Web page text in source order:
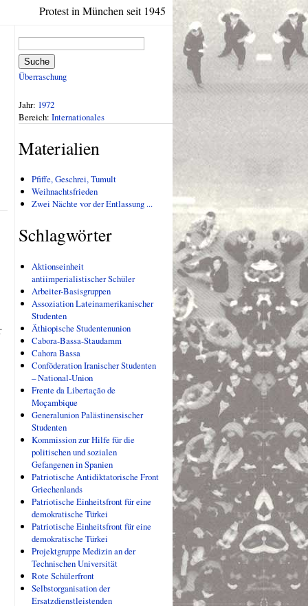
Protest in München seit 1945
Suche
Überraschung
Jahr: 1972
Bereich: Internationales
Materialien
Pfiffe, Geschrei, Tumult
Weihnachtsfrieden
Zwei Nächte vor der Entlassung ...
Schlagwörter
Aktionseinheit
antiimperialistischer Schüler
Arbeiter-Basisgruppen
Assoziation Lateinamerikanischer
Studenten
Äthiopische Studentenunion
Cabora-Bassa-Staudamm
Cahora Bassa
Conföderation Iranischer Studenten
– National-Union
Frente da Libertação de
Moçambique
Generalunion Palästinensischer
Studenten
Kommission zur Hilfe für die
politischen und sozialen
Gefangenen in Spanien
Patriotische Antidiktatorische Front
Griechenlands
Patriotische Einheitsfront für eine
demokratische Türkei
Patriotische Einheitsfront für eine
demokratische Türkei
Projektgruppe Medizin an der
Technischen Universität
Rote Schülerfront
Selbstorganisation der
Ersatzdienstleistenden